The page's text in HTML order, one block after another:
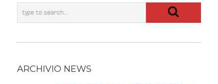
ARCHIVIO NEWS